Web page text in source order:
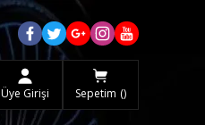
Üye Girişi Sepetim